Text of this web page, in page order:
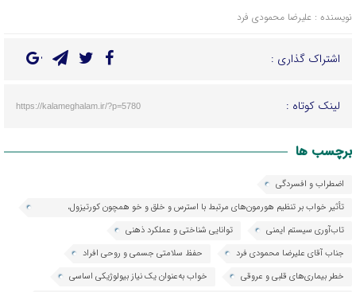
نویسنده : علیرضا محمودی فرد
اشتراک گذاری :
لینک کوتاه : https://kalameghalam.ir/?p=5780
برچسب ها
اضطراب و افسردگی
تأثیر خواب بر تنظیم هورمون‌های مرتبط با استرس و خلق و خو همچون کورتیزول،
آدرنالین، اندورفین و ...
تاب‌آوری سیستم ایمنی
توانایی شناختی و عملکرد ذهنی
جناب آقای علیرضا محمودی فرد
حفظ سلامتی جسمی و روحی افراد
خطر بیماری‌های قلبی و عروقی
خواب به‌عنوان یک نیاز بیولوژیکی اساسی